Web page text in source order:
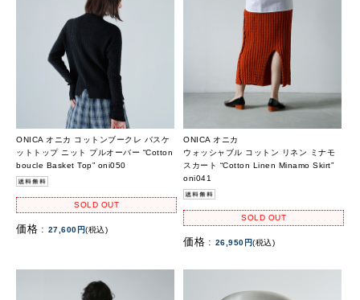
ONICA オニカ コットンブークレ バスケ
ットトップ ニット プルオーバー “Cotton
boucle Basket Top” oni050
SOLD OUT
価格 : 27,600円(税込)
ONICA オニカ
ウォッシャブル コットン リネン ミナモ
スカート “Cotton Linen Minamo Skirt”
oni041
SOLD OUT
価格 : 26,950円(税込)